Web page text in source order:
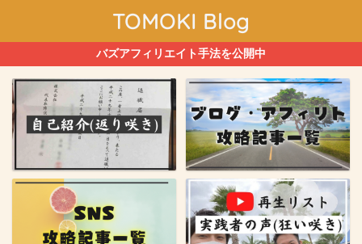
TOMOKI Blog
バズアフィリエイト手法を公開中